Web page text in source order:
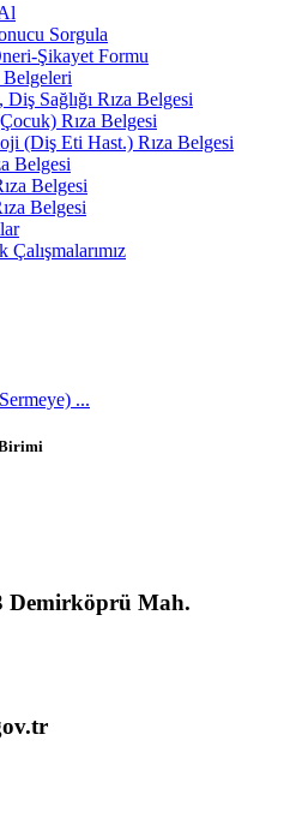
Sorgula
Şikayet Formu
Belgeleri
Diş Sağlığı Rıza Belgesi
Rıza Belgesi
(Diş Eti Hast.) Rıza Belgesi
Belgesi
Belgesi
Belgesi
...
Demirköprü Mah.